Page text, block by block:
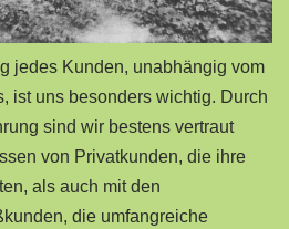
jedes Kunden, unabhängig vom
ist uns besonders wichtig. Durch
sind wir bestens vertraut
von Privatkunden, die ihre
als auch mit den
die umfangreiche